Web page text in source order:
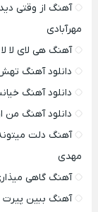
آهنگ از وقتی
مهرآبادی
آهنگ هی لای لا
دانلود آهنگ
دانلود آهنگ
دانلود آهنگ من
آهنگ دلت
مهدی
آهنگ گاهی
آهنگ ببین